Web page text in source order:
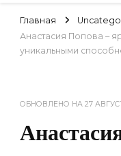
Главная
Анастасия Попова –
уникальными
ОБНОВЛЕНО НА 27